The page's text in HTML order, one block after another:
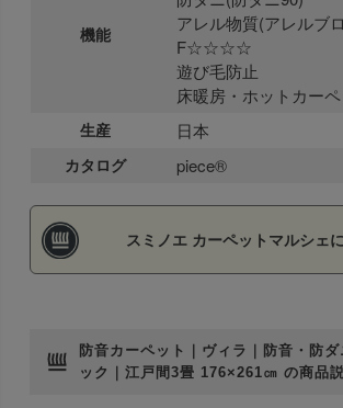
機能
アレル物質(アレルブ
F☆☆☆☆
遊び毛防止
床暖房・ホットカー
生産 日本
カタログ piece®
スミノエ カーペットマルシェ
防音カーペット｜ヴィラ｜防音・防ダ
ック｜江戸間3畳 176×261㎝ の商品